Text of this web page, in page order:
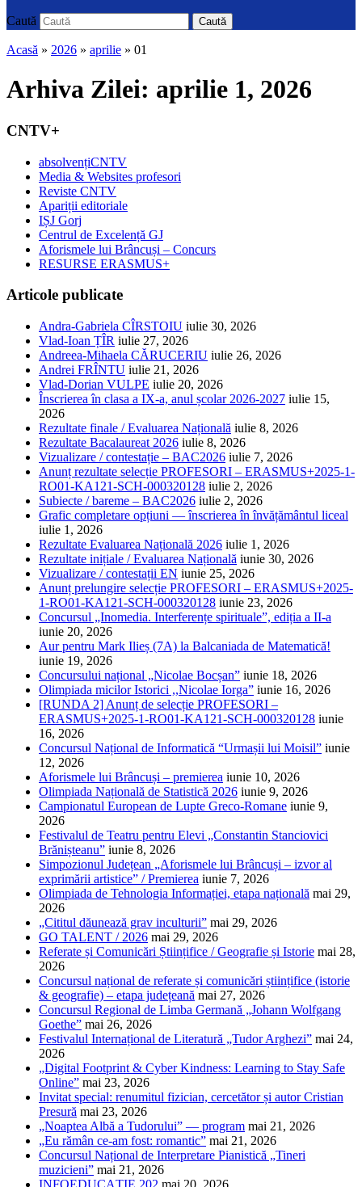
Caută Caută
Acasă » 2026 » aprilie » 01
Arhiva Zilei: aprilie 1, 2026
CNTV+
absolvențiCNTV
Media & Websites profesori
Reviste CNTV
Apariții editoriale
IȘJ Gorj
Centrul de Excelență GJ
Aforismele lui Brâncuși – Concurs
RESURSE ERASMUS+
Articole publicate
Andra-Gabriela CÎRSTOIU iulie 30, 2026
Vlad-Ioan ȚÎR iulie 27, 2026
Andreea-Mihaela CĂRUCERIU iulie 26, 2026
Andrei FRÎNTU iulie 21, 2026
Vlad-Dorian VULPE iulie 20, 2026
Înscrierea în clasa a IX-a, anul școlar 2026-2027 iulie 15,
2026
Rezultate finale / Evaluarea Națională iulie 8, 2026
Rezultate Bacalaureat 2026 iulie 8, 2026
Vizualizare / contestație – BAC2026 iulie 7, 2026
Anunț rezultate selecție PROFESORI – ERASMUS+2025-1-
RO01-KA121-SCH-000320128 iulie 2, 2026
Subiecte / bareme – BAC2026 iulie 2, 2026
Grafic completare opțiuni — înscrierea în învățământul liceal
iulie 1, 2026
Rezultate Evaluarea Națională 2026 iulie 1, 2026
Rezultate inițiale / Evaluarea Națională iunie 30, 2026
Vizualizare / contestații EN iunie 25, 2026
Anunț prelungire selecție PROFESORI – ERASMUS+2025-
1-RO01-KA121-SCH-000320128 iunie 23, 2026
Concursul „Inomedia. Interferențe spirituale”, ediția a II-a
iunie 20, 2026
Aur pentru Mark Ilieș (7A) la Balcaniada de Matematică!
iunie 19, 2026
Concursului național „Nicolae Bocșan” iunie 18, 2026
Olimpiada micilor Istorici ,,Nicolae Iorga” iunie 16, 2026
[RUNDA 2] Anunț de selecție PROFESORI –
ERASMUS+2025-1-RO01-KA121-SCH-000320128 iunie
16, 2026
Concursul Național de Informatică “Urmașii lui Moisil” iunie
12, 2026
Aforismele lui Brâncuși – premierea iunie 10, 2026
Olimpiada Națională de Statistică 2026 iunie 9, 2026
Campionatul European de Lupte Greco-Romane iunie 9,
2026
Festivalul de Teatru pentru Elevi „Constantin Stanciovici
Brănișteanu” iunie 8, 2026
Simpozionul Județean „Aforismele lui Brâncuși – izvor al
exprimării artistice” / Premierea iunie 7, 2026
Olimpiada de Tehnologia Informației, etapa națională mai 29,
2026
„Cititul dăunează grav inculturii” mai 29, 2026
GO TALENT / 2026 mai 29, 2026
Referate și Comunicări Științifice / Geografie și Istorie mai 28,
2026
Concursul național de referate și comunicări științifice (istorie
& geografie) – etapa județeană mai 27, 2026
Concursul Regional de Limba Germană „Johann Wolfgang
Goethe” mai 26, 2026
Festivalul Internațional de Literatură „Tudor Arghezi” mai 24,
2026
„Digital Footprint & Cyber Kindness: Learning to Stay Safe
Online” mai 23, 2026
Invitat special: renumitul fizician, cercetător și autor Cristian
Presură mai 23, 2026
„Noaptea Albă a Tudorului” — program mai 21, 2026
„Eu rămân ce-am fost: romantic” mai 21, 2026
Concursul Național de Interpretare Pianistică „Tineri
muzicieni” mai 21, 2026
INFOEDUCAȚIE 202 mai 20, 2026